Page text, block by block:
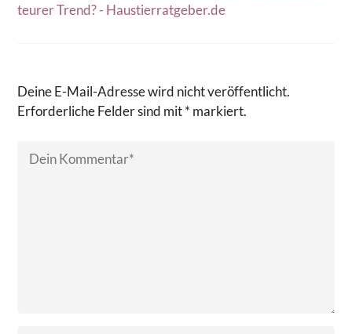
teurer Trend? - Haustierratgeber.de
Deine E-Mail-Adresse wird nicht veröffentlicht.
Erforderliche Felder sind mit * markiert.